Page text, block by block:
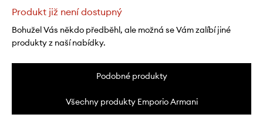
Produkt již není dostupný
Bohužel Vás někdo předběhl, ale možná se Vám zalíbí jiné
produkty z naší nabídky.
Podobné produkty
Všechny produkty Emporio Armani